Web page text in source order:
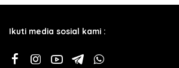
Ikuti media sosial kami :